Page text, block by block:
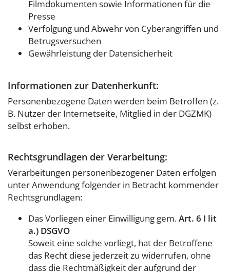
Filmdokumenten sowie Informationen für die
Presse
Verfolgung und Abwehr von Cyberangriffen und
Betrugsversuchen
Gewährleistung der Datensicherheit
Informationen zur Datenherkunft:
Personenbezogene Daten werden beim Betroffen (z.
B. Nutzer der Internetseite, Mitglied in der DGZMK)
selbst erhoben.
Rechtsgrundlagen der Verarbeitung:
Verarbeitungen personenbezogener Daten erfolgen
unter Anwendung folgender in Betracht kommender
Rechtsgrundlagen:
Das Vorliegen einer Einwilligung gem.Art. 6 I lit
a.) DSGVO
Soweit eine solche vorliegt, hat der Betroffene
das Recht diese jederzeit zu widerrufen, ohne
dass die Rechtmäßigkeit der aufgrund der